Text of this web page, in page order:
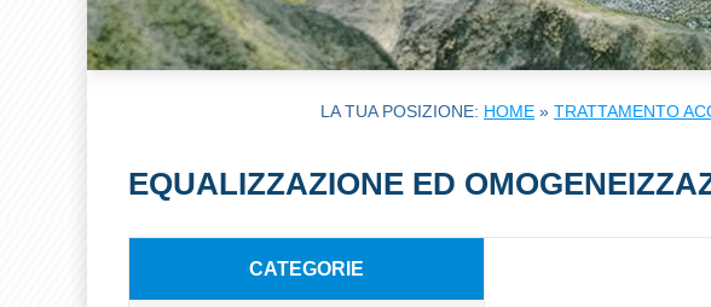
LA TUA POSIZIONE: HOME » TRATTAMENTO
EQUALIZZAZIONE ED
CATEGORIE